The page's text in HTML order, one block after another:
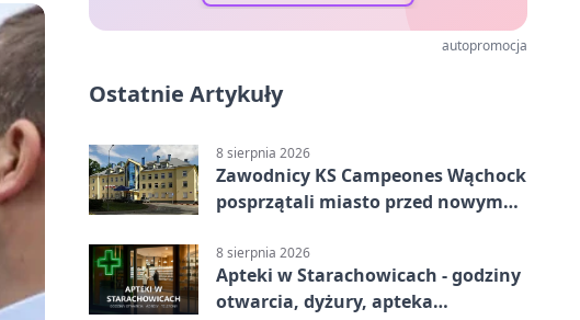
autopromocja
Ostatnie Artykuły
8 sierpnia 2026
Zawodnicy KS Campeones Wąchock
posprzątali miasto przed nowym
8 sierpnia 2026
Apteki w Starachowicach - godziny
otwarcia, dyżury, apteka